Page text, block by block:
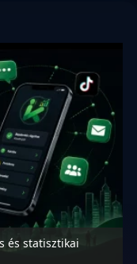
és statisztikai